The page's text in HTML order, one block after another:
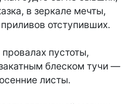
в зеркале мечты,
отступивших.
пустоты,
блеском тучи —
листы.